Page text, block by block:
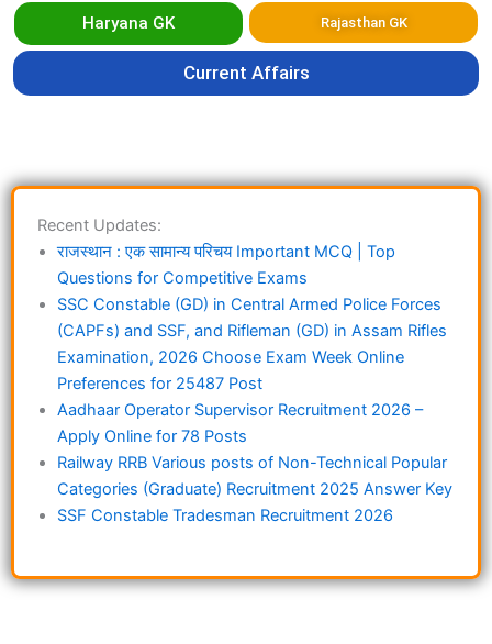
Haryana GK Rajasthan GK
Current Affairs
Recent Updates:
राजस्थान : एक सामान्य परिचय Important MCQ | Top
Questions for Competitive Exams
SSC Constable (GD) in Central Armed Police Forces
(CAPFs) and SSF, and Rifleman (GD) in Assam Rifles
Examination, 2026 Choose Exam Week Online
Preferences for 25487 Post
Aadhaar Operator Supervisor Recruitment 2026 –
Apply Online for 78 Posts
Railway RRB Various posts of Non-Technical Popular
Categories (Graduate) Recruitment 2025 Answer Key
SSF Constable Tradesman Recruitment 2026